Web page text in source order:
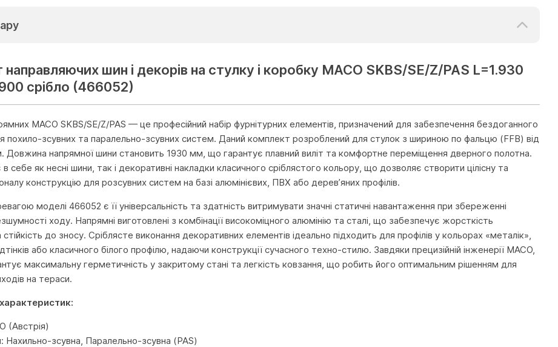
шин і декорів на стулку і коробку MACO SKBS/SE/Z/PAS L=1.930
срібло (466052)
MACO SKBS/SE/Z/PAS — це професійний набір фурнітурних елементів, призначений для забезпечення бездоганного
похило-зсувних та паралельно-зсувних систем. Даний комплект розроблений для стулок з шириною по фальцю (FFB) від
напрямної шини становить 1930 мм, що гарантує плавний виліт та комфортне переміщення дверного полотна.
себе як несні шини, так і декоративні накладки класичного сріблястого кольору, що дозволяє створити цілісну та
конструкцію для розсувних систем на базі алюмінієвих, ПВХ або дерев’яних профілів.
моделі 466052 є її універсальність та здатність витримувати значні статичні навантаження при збереженні
ходу. Напрямні виготовлені з комбінації високоміцного алюмінію та сталі, що забезпечує жорсткість
стійкість до зносу. Сріблясте виконання декоративних елементів ідеально підходить для профілів у кольорах «металік»,
або класичного білого профілю, надаючи конструкції сучасного техно-стилю. Завдяки прецизійній інженерії MACO,
максимальну герметичність у закритому стані та легкість ковзання, що робить його оптимальним рішенням для
на тераси.
(Австрія)
Нахильно-зсувна, Паралельно-зсувна (PAS)